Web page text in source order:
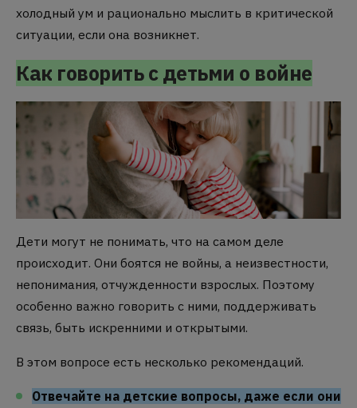
холодный ум и рационально мыслить в критической
ситуации, если она возникнет.
Как говорить с детьми о войне
Дети могут не понимать, что на самом деле
происходит. Они боятся не войны, а неизвестности,
непонимания, отчужденности взрослых. Поэтому
особенно важно говорить с ними, поддерживать
связь, быть искренними и открытыми.
В этом вопросе есть несколько рекомендаций.
Отвечайте на детские вопросы, даже если они